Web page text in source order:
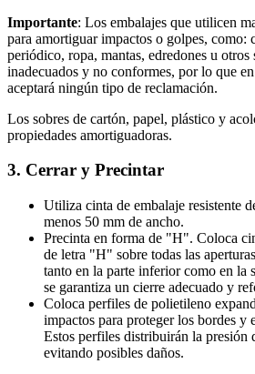
Importante: Los embalajes que utilicen
para amortiguar impactos o golpes, como:
periódico, ropa, mantas, edredones u otros
inadecuados y no conformes, por lo que
aceptará ningún tipo de reclamación.
Los sobres de cartón, papel, plástico y
propiedades amortiguadoras.
3. Cerrar y Precintar
Utiliza cinta de embalaje resistente
menos 50 mm de ancho.
Precinta en forma de "H". Coloca
de letra "H" sobre todas las
tanto en la parte inferior como en la
se garantiza un cierre adecuado y
Coloca perfiles de polietileno
impactos para proteger los bordes y
Estos perfiles distribuirán la presión
evitando posibles daños.